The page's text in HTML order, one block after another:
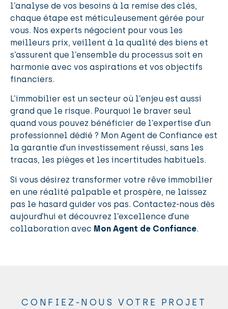
l’analyse de vos besoins à la remise des clés,
chaque étape est méticuleusement gérée pour
vous. Nos experts négocient pour vous les
meilleurs prix, veillent à la qualité des biens et
s’assurent que l’ensemble du processus soit en
harmonie avec vos aspirations et vos objectifs
financiers.
L’immobilier est un secteur où l’enjeu est aussi
grand que le risque. Pourquoi le braver seul
quand vous pouvez bénéficier de l’expertise d’un
professionnel dédié ? Mon Agent de Confiance est
la garantie d’un investissement réussi, sans les
tracas, les pièges et les incertitudes habituels.
Si vous désirez transformer votre rêve immobilier
en une réalité palpable et prospère, ne laissez
pas le hasard guider vos pas. Contactez-nous dès
aujourd’hui et découvrez l’excellence d’une
collaboration avec Mon Agent de Confiance.
CONFIEZ-NOUS VOTRE PROJET